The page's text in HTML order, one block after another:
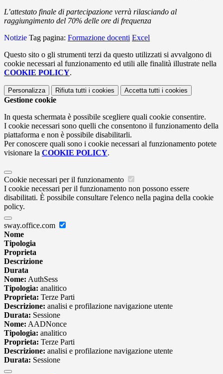
L’attestato finale di partecipazione verrà rilasciando al
raggiungimento del 70% delle ore di frequenza
Notizie Tag pagina: Formazione docenti Excel
Questo sito o gli strumenti terzi da questo utilizzati si avvalgono di
cookie necessari al funzionamento ed utili alle finalità illustrate nella
COOKIE POLICY.
Personalizza Rifiuta tutti i cookies Accetta tutti i cookies
Gestione cookie
In questa schermata è possibile scegliere quali cookie consentire.
I cookie necessari sono quelli che consentono il funzionamento della
piattaforma e non è possibile disabilitarli.
Per conoscere quali sono i cookie necessari al funzionamento potete
visionare la COOKIE POLICY.
Cookie necessari per il funzionamento
I cookie necessari per il funzionamento non possono essere
disabilitati. È possibile consultare l'elenco nella pagina della cookie
policy.
sway.office.com
Nome
Tipologia
Proprieta
Descrizione
Durata
Nome: AuthSess
Tipologia: analitico
Proprieta: Terze Parti
Descrizione: analisi e profilazione navigazione utente
Durata: Sessione
Nome: AADNonce
Tipologia: analitico
Proprieta: Terze Parti
Descrizione: analisi e profilazione navigazione utente
Durata: Sessione